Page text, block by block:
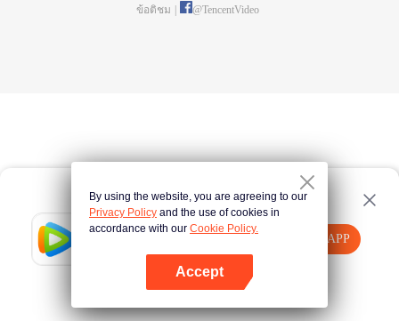
Tencent Video
เปิด APP
คลิกที่นี่ ลองใหม่อีกครั้ง
ข้อติชม
@TencentVideo
By using the website, you are agreeing to our
Privacy Policy and the use of cookies in
accordance with our Cookie Policy.
Accept